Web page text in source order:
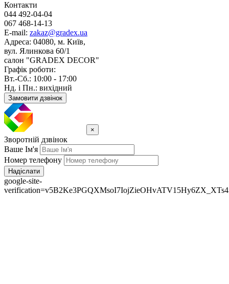
Контакти
044 492-04-04
067 468-14-13
E-mail: zakaz@gradex.ua
Адреса: 04080, м. Київ,
вул. Ялинкова 60/1
салон "GRADEX DECOR"
Графік роботи:
Вт.-Сб.: 10:00 - 17:00
Нд. і Пн.: вихідний
Замовити дзвінок
×
Зворотній дзвінок
Ваше Ім'я
Номер телефону
Надіслати
google-site-